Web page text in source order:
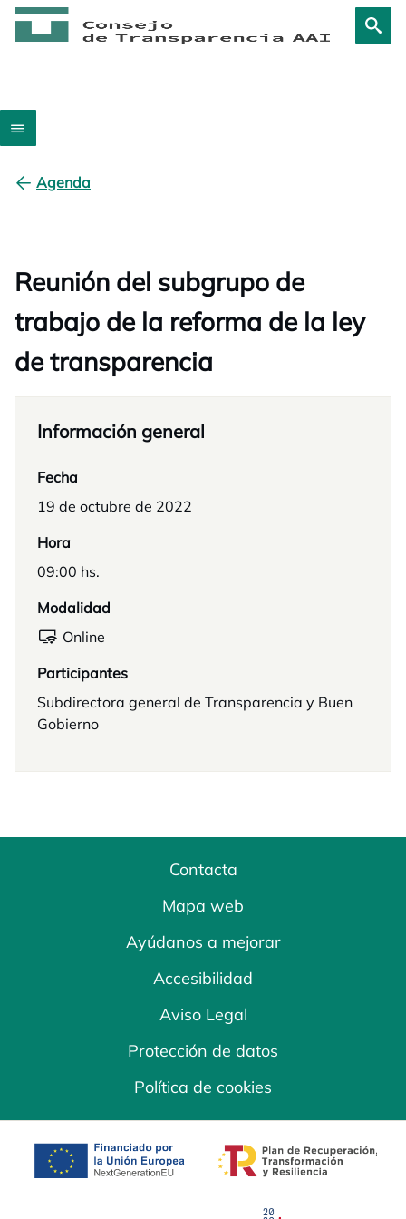
Agenda
Reunión del subgrupo de
trabajo de la reforma de la ley
de transparencia
Información general
Fecha
19 de octubre de 2022
Hora
09:00 hs.
Modalidad
Online
Participantes
Subdirectora general de Transparencia y Buen
Gobierno
Contacta
Mapa web
Ayúdanos a mejorar
Accesibilidad
Aviso Legal
Protección de datos
Política de cookies
se abre en una pestaña nuevase abre en una